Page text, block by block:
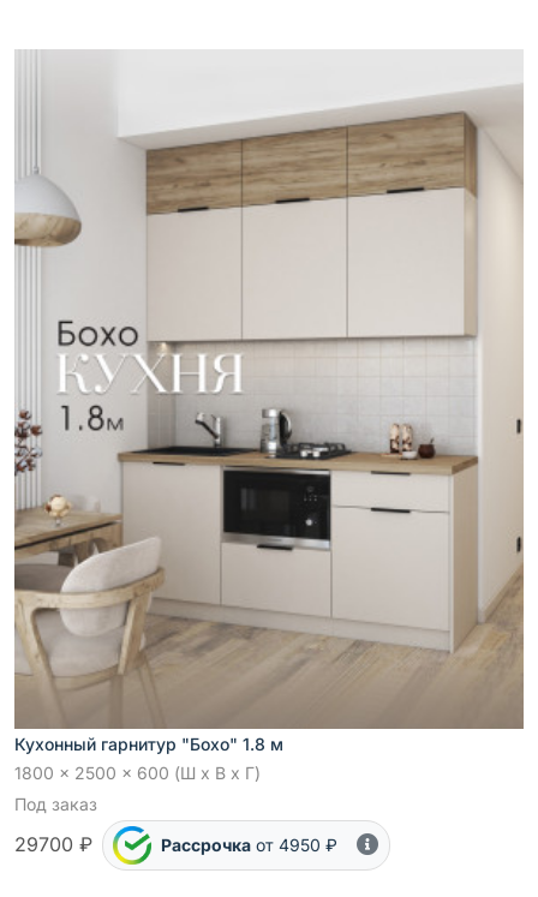
Кухонный гарнитур "Бохо" 1.8 м
1800 x 2500 x 600 (Ш x В x Г)
Под заказ
29700 ₽ Рассрочка от 4950 ₽